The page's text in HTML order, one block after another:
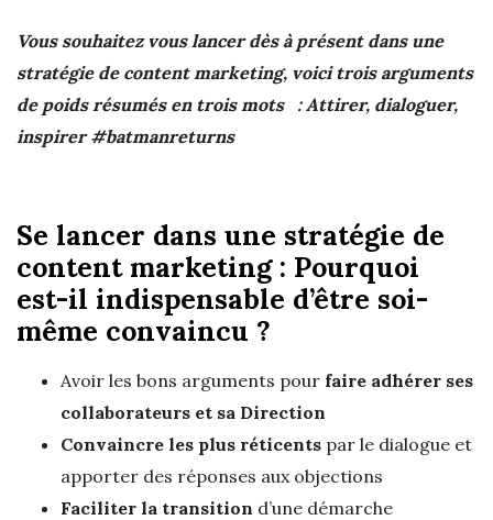
Vous souhaitez vous lancer dès à présent dans une
stratégie de content marketing, voici trois arguments
de poids résumés en trois mots : Attirer, dialoguer,
inspirer #batmanreturns
Se lancer dans une stratégie de
content marketing : Pourquoi
est-il indispensable d’être soi-
même convaincu ?
Avoir les bons arguments pour faire adhérer ses
collaborateurs et sa Direction
Convaincre les plus réticents par le dialogue et
apporter des réponses aux objections
Faciliter la transition d’une démarche